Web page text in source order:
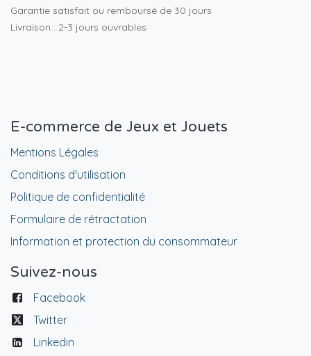
Garantie satisfait ou remboursé de 30 jours
Livraison : 2-3 jours ouvrables
E-commerce de Jeux et Jouets
Mentions Légales
Conditions d'utilisation
Politique de confidentialité
Formulaire de rétractation
Information et protection du consommateur
Suivez-nous
Facebook
Twitter
Linkedin